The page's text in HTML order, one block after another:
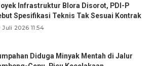
Infrastruktur Blora Disorot, PDI-P
Spesifikasi Teknis Tak Sesuai Kontrak
Juli 2026 11:54
Diduga Minyak Mentah di Jalur